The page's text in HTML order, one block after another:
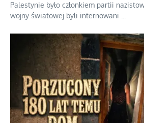
Palestynie było członkiem partii
wojny światowej byli internowani